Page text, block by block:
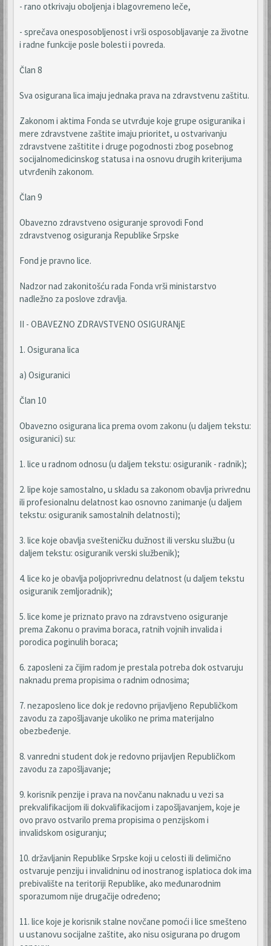
- rano otkrivaju oboljenja i blagovremeno leče,
- sprečava onesposobljenost i vrši osposobljavanje za životne
i radne funkcije posle bolesti i povreda.
Član 8
Sva osigurana lica imaju jednaka prava na zdravstvenu zaštitu.
Zakonom i aktima Fonda se utvrđuje koje grupe osiguranika i
mere zdravstvene zaštite imaju prioritet, u ostvarivanju
zdravstvene zaštitite i druge pogodnosti zbog posebnog
socijalnomedicinskog statusa i na osnovu drugih kriterijuma
utvrđenih zakonom.
Član 9
Obavezno zdravstveno osiguranje sprovodi Fond
zdravstvenog osiguranja Republike Srpske
Fond je pravno lice.
Nadzor nad zakonitošću rada Fonda vrši ministarstvo
nadležno za poslove zdravlja.
II - OBAVEZNO ZDRAVSTVENO OSIGURANjE
1. Osigurana lica
a) Osiguranici
Član 10
Obavezno osigurana lica prema ovom zakonu (u daljem tekstu:
osiguranici) su:
1. lice u radnom odnosu (u daljem tekstu: osiguranik - radnik);
2. lipe koje samostalno, u skladu sa zakonom obavlja privrednu
ili profesionalnu delatnost kao osnovno zanimanje (u daljem
tekstu: osiguranik samostalnih delatnosti);
3. lice koje obavlja svešteničku dužnost ili versku službu (u
daljem tekstu: osiguranik verski službenik);
4. lice ko je obavlja poljoprivrednu delatnost (u daljem tekstu
osiguranik zemljoradnik);
5. lice kome je priznato pravo na zdravstveno osiguranje
prema Zakonu o pravima boraca, ratnih vojnih invalida i
porodica poginulih boraca;
6. zaposleni za čijim radom je prestala potreba dok ostvaruju
naknadu prema propisima o radnim odnosima;
7. nezaposleno lice dok je redovno prijavljeno Republičkom
zavodu za zapošljavanje ukoliko ne prima materijalno
obezbeđenje.
8. vanredni student dok je redovno prijavljen Republičkom
zavodu za zapošljavanje;
9. korisnik penzije i prava na novčanu naknadu u vezi sa
prekvalifikacijom ili dokvalifikacijom i zapošljavanjem, koje je
ovo pravo ostvarilo prema propisima o penzijskom i
invalidskom osiguranju;
10. državljanin Republike Srpske koji u celosti ili delimično
ostvaruje penziju i invalidninu od inostranog isplatioca dok ima
prebivalište na teritoriji Republike, ako međunarodnim
sporazumom nije drugačije određeno;
11. lice koje je korisnik stalne novčane pomoći i lice smešteno
u ustanovu socijalne zaštite, ako nisu osigurana po drugom